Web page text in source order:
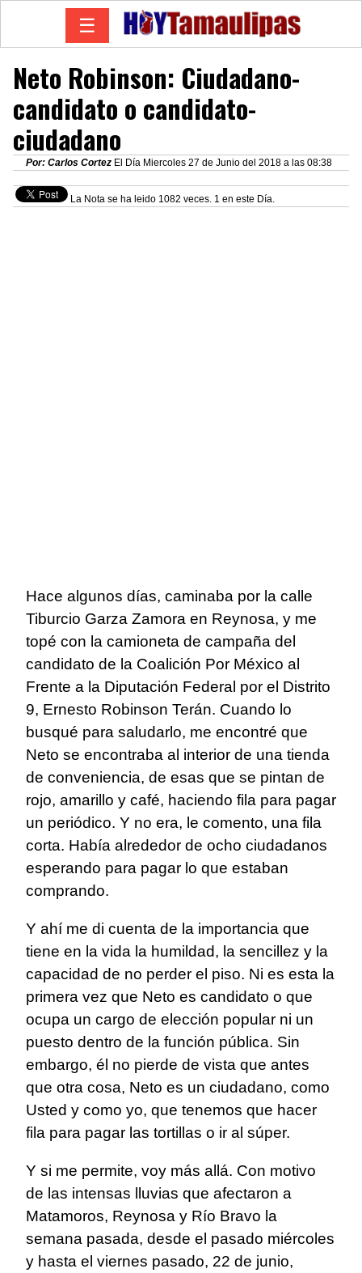
☰
Neto Robinson: Ciudadano-
candidato o candidato-
ciudadano
Por: Carlos Cortez El Día Miercoles 27 de Junio del 2018 a las 08:38
La Nota se ha leido 1082 veces. 1 en este Día.
Hace algunos días, caminaba por la calle
Tiburcio Garza Zamora en Reynosa, y me
topé con la camioneta de campaña del
candidato de la Coalición Por México al
Frente a la Diputación Federal por el Distrito
9, Ernesto Robinson Terán. Cuando lo
busqué para saludarlo, me encontré que
Neto se encontraba al interior de una tienda
de conveniencia, de esas que se pintan de
rojo, amarillo y café, haciendo fila para pagar
un periódico. Y no era, le comento, una fila
corta. Había alrededor de ocho ciudadanos
esperando para pagar lo que estaban
comprando.
Y ahí me di cuenta de la importancia que
tiene en la vida la humildad, la sencillez y la
capacidad de no perder el piso. Ni es esta la
primera vez que Neto es candidato o que
ocupa un cargo de elección popular ni un
puesto dentro de la función pública. Sin
embargo, él no pierde de vista que antes
que otra cosa, Neto es un ciudadano, como
Usted y como yo, que tenemos que hacer
fila para pagar las tortillas o ir al súper.
Y si me permite, voy más allá. Con motivo
de las intensas lluvias que afectaron a
Matamoros, Reynosa y Río Bravo la
semana pasada, desde el pasado miércoles
y hasta el viernes pasado, 22 de junio,